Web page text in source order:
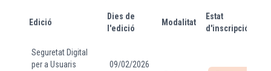
Edició
Dies de
l'edició
Modalitat
Estat
d'inscripció
Seguretat Digital
per a Usuaris
09/02/2026